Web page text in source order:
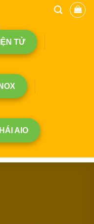
TỬ
AIO